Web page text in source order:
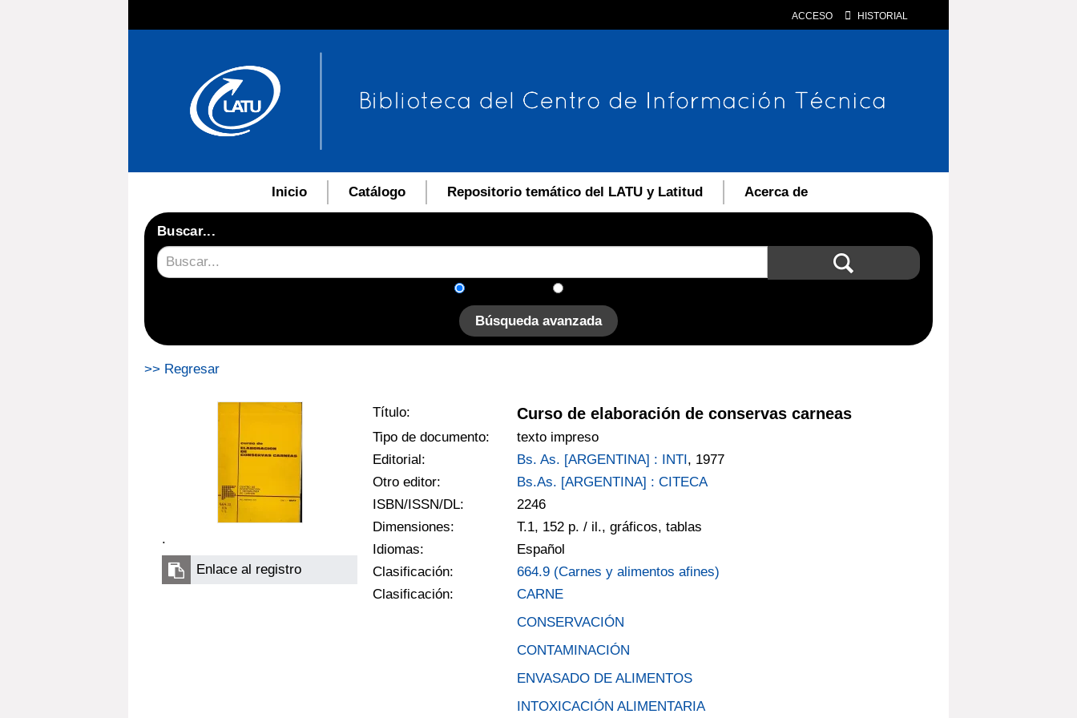
ACCESO HISTORIAL
Inicio Catálogo Repositorio temático del LATU y Latitud Acerca de
Buscar...
Búsqueda avanzada
>> Regresar
.
Enlace al registro
Título: Curso de elaboración de conservas carneas
Tipo de documento:
texto impreso
Editorial:
Bs. As. [ARGENTINA] : INTI, 1977
Otro editor:
Bs.As. [ARGENTINA] : CITECA
ISBN/ISSN/DL:
2246
Dimensiones:
T.1, 152 p. / il., gráficos, tablas
Idiomas:
Español
Clasificación:
664.9 (Carnes y alimentos afines)
Clasificación:
CARNE
CONSERVACIÓN
CONTAMINACIÓN
ENVASADO DE ALIMENTOS
INTOXICACIÓN ALIMENTARIA